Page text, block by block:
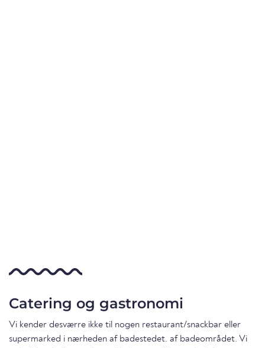
Catering og gastronomi
Vi kender desværre ikke til nogen restaurant/snackbar eller
supermarked i nærheden af badestedet. af badeområdet. Vi